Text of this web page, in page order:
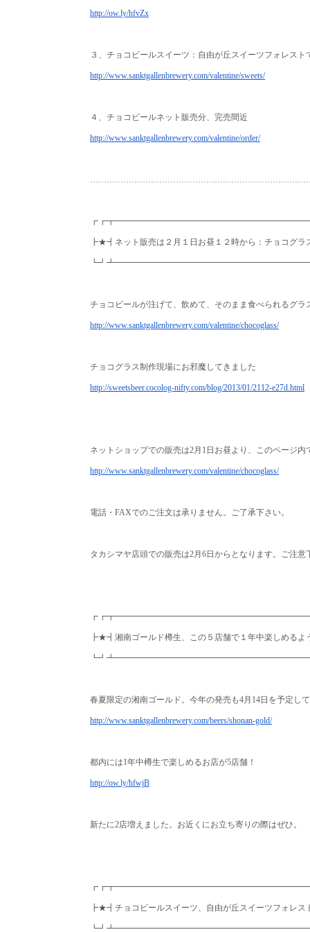
http://ow.ly/hfvZx
３、チョコビールスイーツ：自由が丘スイーツフォレスト
http://www.sanktgallenbrewery.com/valentine/sweets/
４、チョコビールネット販売分、完売間近
http://www.sanktgallenbrewery.com/valentine/order/
┣★┫ネット販売は２月１日お昼１２時から：チョコグラ
チョコビールが注げて、飲めて、そのまま食べられるグラ
http://www.sanktgallenbrewery.com/valentine/chocoglass/
チョコグラス制作現場にお邪魔してきました
http://sweetsbeer.cocolog-nifty.com/blog/2013/01/2112-e27d.html
ネットショップでの販売は2月1日お昼より、 このページ内
http://www.sanktgallenbrewery.com/valentine/chocoglass/
電話・FAXでのご注文は承りません。ご了承下さい。
タカシマヤ店頭での販売は2月6日からとなります。 ご注意
┣★┫湘南ゴールド樽生、この５店舗で１年中楽しめるよ
春夏限定の湘南ゴールド。 今年の発売も4月14日を予定し
http://www.sanktgallenbrewery.com/beers/shonan-gold/
都内には1年中樽生で楽しめるお店が5店舗！
http://ow.ly/hfwjB
新たに2店増えました。お近くにお立ち寄りの際はぜひ。
┣★┫チョコビールスイーツ、自由が丘スイーツフォレス